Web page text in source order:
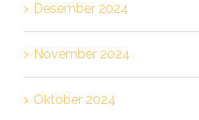
Desember 2024
November 2024
Oktober 2024